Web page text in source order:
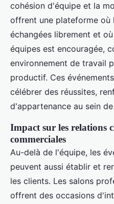
cohésion d'équipe et la
offrent une plateforme où
échangées librement et
équipes est encouragée,
environnement de travail
productif. Ces
célébrer des réussites,
d'appartenance au sein
Impact sur les relations
commerciales
Au-delà de l'équipe, les
peuvent aussi établir et
les clients. Les salons
offrent des occasions